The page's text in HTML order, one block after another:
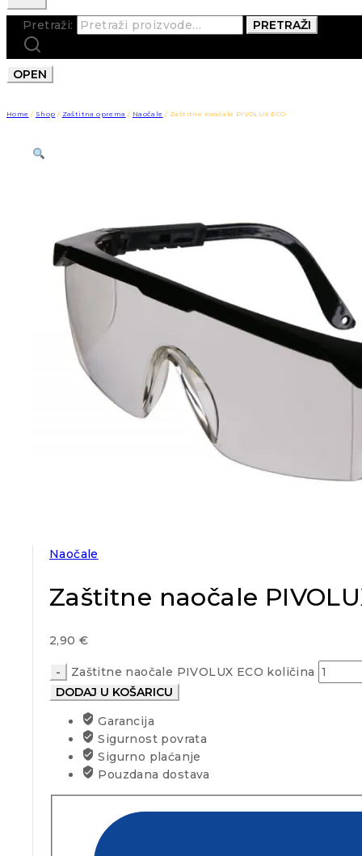
Pretraži: PRETRAŽI
OPEN
Home / Shop / Zaštitna oprema / Naočale / Zaštitne naočale PIVOLUX ECO
Naočale
Zaštitne naočale
2,90 €
Zaštitne naočale PIVOLUX ECO količina
DODAJ U KOŠARICU
Garancija
Sigurnost povrata
Sigurno plaćanje
Pouzdana dostava